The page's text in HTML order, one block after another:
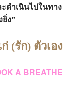
ดำเนินไปในทาง
ยิ่ง”
(รัก) ตัวเอง
A BREATHE